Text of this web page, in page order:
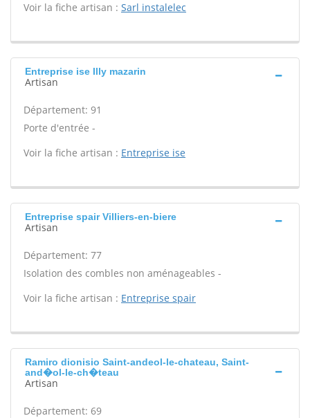
Voir la fiche artisan : Sarl instalelec
Entreprise ise Illy mazarin
Artisan
Département: 91
Porte d'entrée -
Voir la fiche artisan : Entreprise ise
Entreprise spair Villiers-en-biere
Artisan
Département: 77
Isolation des combles non aménageables -
Voir la fiche artisan : Entreprise spair
Ramiro dionisio Saint-andeol-le-chateau, Saint-
and�ol-le-ch�teau
Artisan
Département: 69